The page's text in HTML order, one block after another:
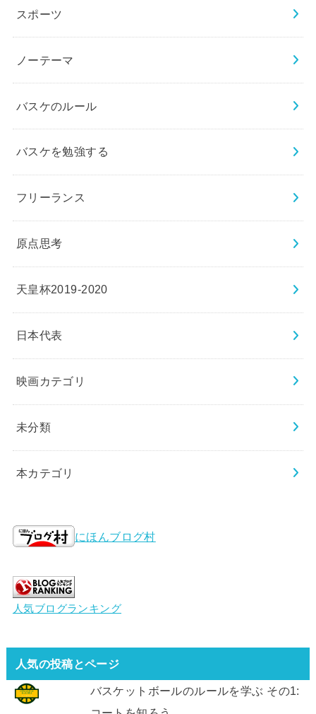
スポーツ
ノーテーマ
バスケのルール
バスケを勉強する
フリーランス
原点思考
天皇杯2019-2020
日本代表
映画カテゴリ
未分類
本カテゴリ
にほんブログ村
人気ブログランキング
人気の投稿とページ
バスケットボールのルールを学ぶ その1: